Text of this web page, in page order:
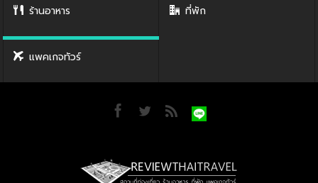
ร้านอาหาร ที่พัก
แพคเกจทัวร์